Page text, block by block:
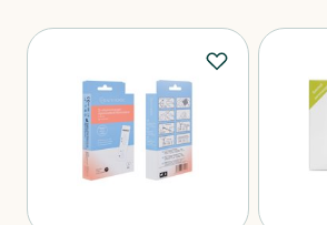
Produkter